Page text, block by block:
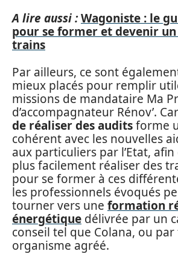
A lire aussi :Wagoniste : le
pour se former et devenir
trains
Par ailleurs, ce sont
mieux placés pour remplir
missions de mandataire Ma
d’accompagnateur Rénov’. Car
de réaliser des auditsforme
cohérent avec les nouvelles
aux particuliers par l’Etat, afin
plus facilement réaliser des
pour se former à ces
les professionnels évoqués
tourner vers une formation
énergétique délivrée par un
conseil tel que Colana, ou
organisme agréé.